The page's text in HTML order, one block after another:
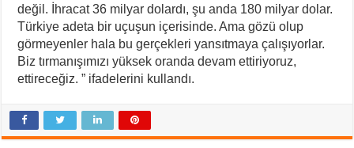
değil. İhracat 36 milyar dolardı, şu anda 180 milyar dolar.
Türkiye adeta bir uçuşun içerisinde. Ama gözü olup
görmeyenler hala bu gerçekleri yansıtmaya çalışıyorlar.
Biz tırmanışımızı yüksek oranda devam ettiriyoruz,
ettireceğiz. ” ifadelerini kullandı.